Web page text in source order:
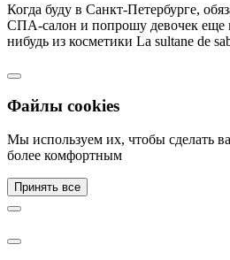
Когда буду в Санкт-Петербурге,
СПА-салон и попрошу девочек еще
нибудь из косметики La sultane de
Файлы cookies
Мы используем их, чтобы сделать
более комфортным
Принять все